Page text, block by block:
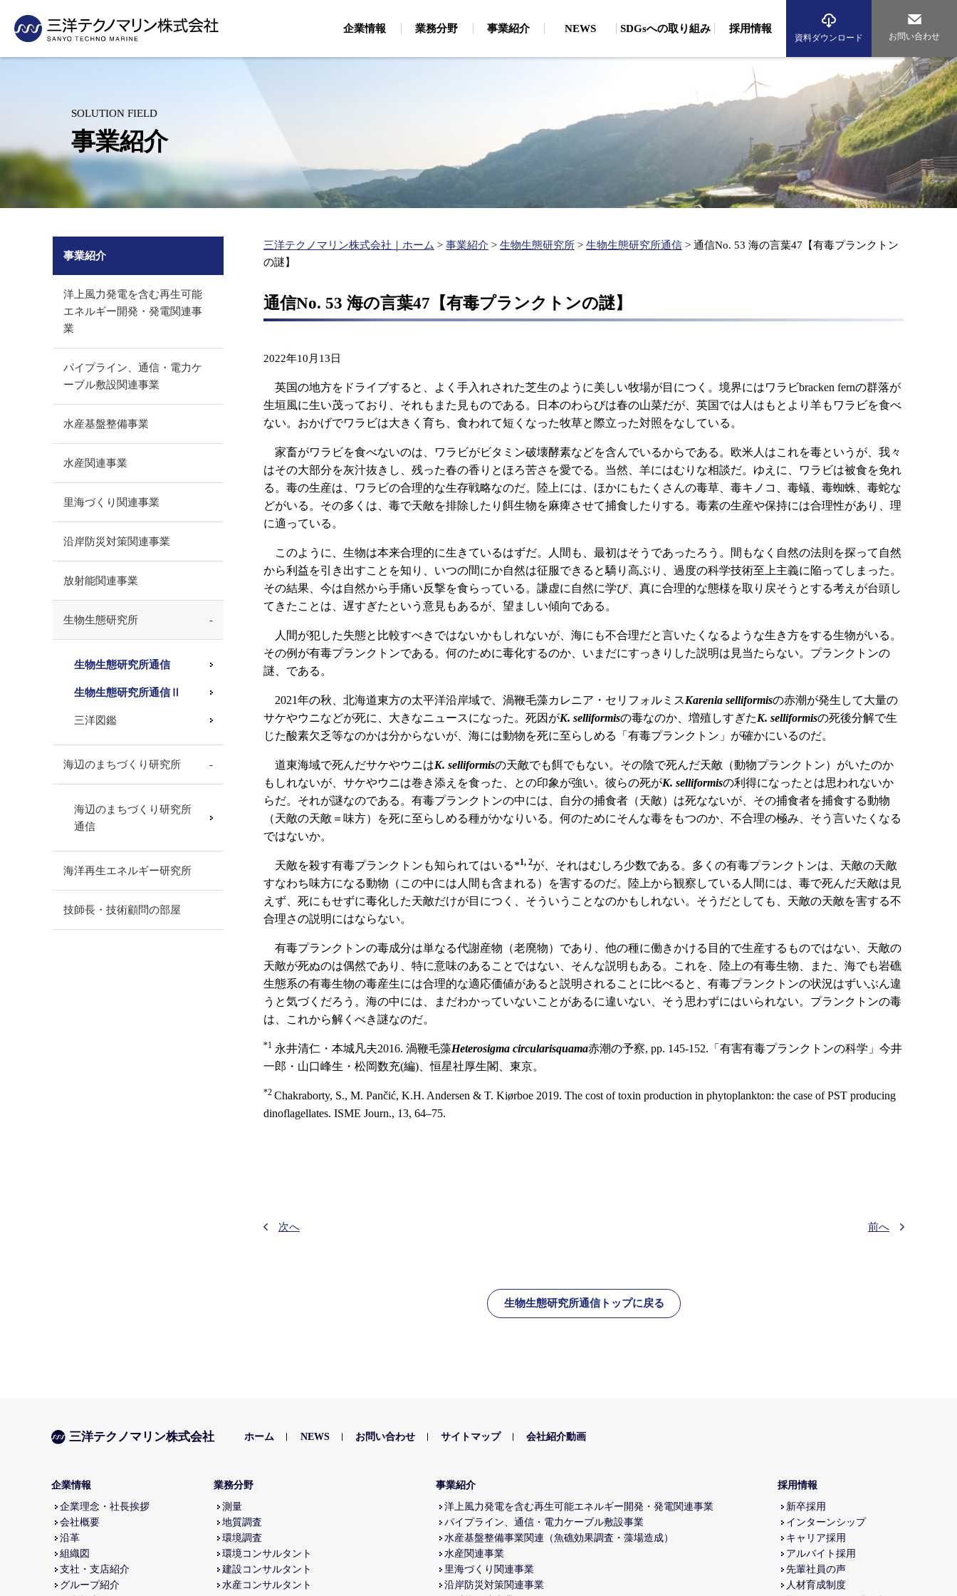
企業情報
グループ紹介
業務分野
（汀線測量、横断測量、3Dレーザースキャン）
空中写真測量（UAV測量）
グリーンレーザ測量（UAV搭載）
海域調査（波浪・流況調査、生物調査、藻場調査）
陸域調査（動物・植物調査）
大気調査（大気・騒音調査、交通量調査）
分析（生物、環境DNA、化学、マイクロプラスチック）
環境コンサルタント
里海づくり関連事業（藻場・干潟・浅場造成、ブルーカーボン
海洋環境保全（放射線関連事業、海洋投入処分、
シミュレーション（ごみ）、底質改善）
建設コンサルタント
環境アセスメント
（維持管理計画、航路埋没・海岸浸食）
洋上風力発電に関する調査・解析（海底地形・海象・ケーブル
陸揚検討等）
水産コンサルタント
水産基盤整備事業
水産振興（水産エコラベル、漁業経営診断、海業支援）
事業紹介
当社の技術の活用事例をご紹介いたします
ギー開発・発電関連事業
（適地選定、環境アセスメント）
水産基盤整備事業関連
（魚礁効果調査・藻場造成）
営診断、海業支援）
里海づくり関連事業
（環境調査、藻場・干潟・浅場造
沿岸防災対策関連事業
（ハザードマップ作成、港湾・海岸
（放射能濃度モニタリング、海底放
射性物質分布調査）
海辺のまちづくり研究所 海洋再生エネルギー研究所
NEWS SDGsへの取り組み
・事業活動から見たSDGs ・CSRから見たSDGs
従業員への取り組み 環境への取り組み
従業員への取り組み 環境への取り組み
採用情報
キャリア採用
アルバイト採用
アルバイト採用 先輩社員の声
資料ダウンロード お問い合わせ
SOLUTION FIELD
事業紹介
三洋テクノマリン株式会社｜ホーム > 事業紹介 > 生物生態研究所 > 生物生態研究所通信 > 通信No. 53 海の言葉47【有毒プランクトン
の謎】
通信No. 53 海の言葉47【有毒プランクトンの謎】
2022年10月13日
英国の地方をドライブすると、よく手入れされた芝生のように美しい牧場が目につく。境界にはワラビbracken fernの群落が
生垣風に生い茂っており、それもまた見ものである。日本のわらびは春の山菜だが、英国では人はもとより羊もワラビを食べ
ない。おかげでワラビは大きく育ち、食われて短くなった牧草と際立った対照をなしている。
家畜がワラビを食べないのは、ワラビがビタミン破壊酵素などを含んでいるからである。欧米人はこれを毒というが、我々
はその大部分を灰汁抜きし、残った春の香りとほろ苦さを愛でる。当然、羊にはむりな相談だ。ゆえに、ワラビは被食を免れ
る。毒の生産は、ワラビの合理的な生存戦略なのだ。陸上には、ほかにもたくさんの毒草、毒キノコ、毒蟻、毒蜘蛛、毒蛇な
どがいる。その多くは、毒で天敵を排除したり餌生物を麻痺させて捕食したりする。毒素の生産や保持には合理性があり、理
に適っている。
このように、生物は本来合理的に生きているはずだ。人間も、最初はそうであったろう。間もなく自然の法則を探って自然
から利益を引き出すことを知り、いつの間にか自然は征服できると驕り高ぶり、過度の科学技術至上主義に陥ってしまった。
その結果、今は自然から手痛い反撃を食らっている。謙虚に自然に学び、真に合理的な態様を取り戻そうとする考えが台頭し
てきたことは、遅すぎたという意見もあるが、望ましい傾向である。
人間が犯した失態と比較すべきではないかもしれないが、海にも不合理だと言いたくなるような生き方をする生物がいる。
その例が有毒プランクトンである。何のために毒化するのか、いまだにすっきりした説明は見当たらない。プランクトンの
謎、である。
2021年の秋、北海道東方の太平洋沿岸域で、渦鞭毛藻カレニア・セリフォルミスKarenia selliformisの赤潮が発生して大量の
サケやウニなどが死に、大きなニュースになった。死因がK. selliformisの毒なのか、増殖しすぎたK. selliformisの死後分解で生
じた酸素欠乏等なのかは分からないが、海には動物を死に至らしめる「有毒プランクトン」が確かにいるのだ。
道東海域で死んだサケやウニはK. selliformisの天敵でも餌でもない。その陰で死んだ天敵（動物プランクトン）がいたのか
もしれないが、サケやウニは巻き添えを食った、との印象が強い。彼らの死がK. selliformisの利得になったとは思われないか
らだ。それが謎なのである。有毒プランクトンの中には、自分の捕食者（天敵）は死なないが、その捕食者を捕食する動物
（天敵の天敵＝味方）を死に至らしめる種がかなりいる。何のためにそんな毒をもつのか、不合理の極み、そう言いたくなる
ではないか。
天敵を殺す有毒プランクトンも知られてはいる*1, 2が、それはむしろ少数である。多くの有毒プランクトンは、天敵の天敵
すなわち味方になる動物（この中には人間も含まれる）を害するのだ。陸上から観察している人間には、毒で死んだ天敵は見
えず、死にもせずに毒化した天敵だけが目につく、そういうことなのかもしれない。そうだとしても、天敵の天敵を害する不
合理さの説明にはならない。
有毒プランクトンの毒成分は単なる代謝産物（老廃物）であり、他の種に働きかける目的で生産するものではない、天敵の
天敵が死ぬのは偶然であり、特に意味のあることではない、そんな説明もある。これを、陸上の有毒生物、また、海でも岩礁
生態系の有毒生物の毒産生には合理的な適応価値があると説明されることに比べると、有毒プランクトンの状況はずいぶん違
うと気づくだろう。海の中には、まだわかっていないことがあるに違いない、そう思わずにはいられない。プランクトンの毒
は、これから解くべき謎なのだ。
*1 永井清仁・本城凡夫2016. 渦鞭毛藻Heterosigma circularisquama赤潮の予察, pp. 145-152.「有害有毒プランクトンの科学」今井
一郎・山口峰生・松岡数充(編)、恒星社厚生閣、東京。
*2 Chakraborty, S., M. Pančić, K.H. Andersen & T. Kiørboe 2019. The cost of toxin production in phytoplankton: the case of PST producing
dinoflagellates. ISME Journ., 13, 64–75.
次へ 前へ
生物生態研究所通信トップに戻る
事業紹介
洋上風力発電を含む再生可能
エネルギー開発・発電関連事
業
パイプライン、通信・電力ケ
ーブル敷設関連事業
水産基盤整備事業
水産関連事業
里海づくり関連事業
沿岸防災対策関連事業
放射能関連事業
生物生態研究所
生物生態研究所通信
生物生態研究所通信Ⅱ
三洋図鑑
海辺のまちづくり研究所
海辺のまちづくり研究所
通信
海洋再生エネルギー研究所
技師長・技術顧問の部屋
三洋テクノマリン株式会社 ホーム NEWS お問い合わせ サイトマップ 会社紹介動画
企業情報
企業理念・社長挨拶
会社概要
沿革
組織図
支社・支店紹介
グループ紹介
業務分野
測量
地質調査
環境調査
環境コンサルタント
建設コンサルタント
水産コンサルタント
事業紹介
洋上風力発電を含む再生可能エネルギー開発・発電関連事業
パイプライン、通信・電力ケーブル敷設事業
水産基盤整備事業関連（魚礁効果調査・藻場造成）
水産関連事業
里海づくり関連事業
沿岸防災対策関連事業
採用情報
新卒採用
インターンシップ
キャリア採用
アルバイト採用
先輩社員の声
人材育成制度